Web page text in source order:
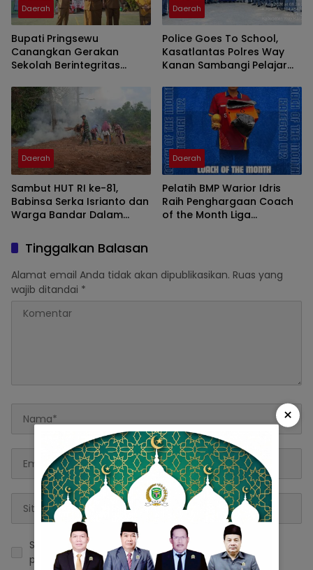
Daerah
Bupati Pringsewu
Canangkan Gerakan
Sekolah Berintegritas
Daerah
Police Goes To School,
Kasatlantas Polres Way
Kanan Sambangi Pelajar
Daerah
Sambut HUT RI ke-81,
Babinsa Serka Isrianto dan
Warga Bandar Dalam
Massal
Daerah
Pelatih BMP Warior Idris
Raih Penghargaan Coach
of the Month Liga
Tinggalkan Balasan
Alamat email Anda tidak akan dipublikasikan. Ruas yang
wajib ditandai *
Simpan nama, email, dan situs web saya pada
peramban ini untuk komentar saya berikutnya.
×